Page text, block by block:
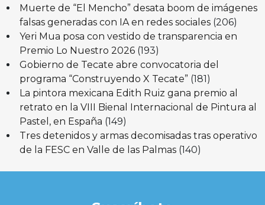
Muerte de “El Mencho” desata boom de imágenes
falsas generadas con IA en redes sociales (206)
Yeri Mua posa con vestido de transparencia en
Premio Lo Nuestro 2026 (193)
Gobierno de Tecate abre convocatoria del
programa “Construyendo X Tecate” (181)
La pintora mexicana Edith Ruiz gana premio al
retrato en la VIII Bienal Internacional de Pintura al
Pastel, en España (149)
Tres detenidos y armas decomisadas tras operativo
de la FESC en Valle de las Palmas (140)